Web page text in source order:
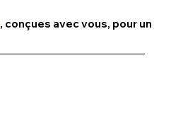
, conçues avec vous, pour un